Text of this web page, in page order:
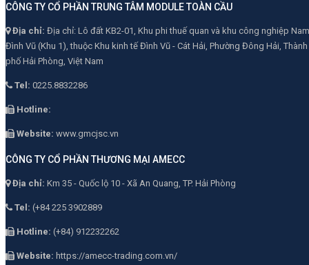
CÔNG TY CỔ PHẦN TRUNG TÂM MODULE TOÀN CẦU
Địa chỉ: Địa chỉ: Lô đất KB2-01, Khu phi thuế quan và khu công nghiệp Nam
Đình Vũ (Khu 1), thuộc Khu kinh tế Đình Vũ - Cát Hải, Phường Đông Hải, Thành
phố Hải Phòng, Việt Nam
Tel: 0225.8832286
Hotline:
Website: www.gmcjsc.vn
CÔNG TY CỔ PHẦN THƯƠNG MẠI AMECC
Địa chỉ: Km 35 - Quốc lộ 10 - Xã An Quang, TP. Hải Phòng
Tel: (+84 225 3902889
Hotline: (+84) 912232262
Website: https://amecc-trading.com.vn/